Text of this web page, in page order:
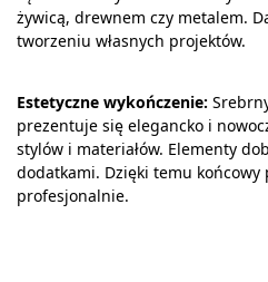
żywicą, drewnem czy metalem.
tworzeniu własnych projektów.
Estetyczne wykończenie:
prezentuje się elegancko i
stylów i materiałów. Elementy
dodatkami. Dzięki temu
profesjonalnie.